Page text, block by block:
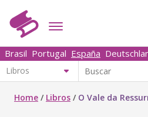
Brasil Portugal España
Home / Libros / O Vale da